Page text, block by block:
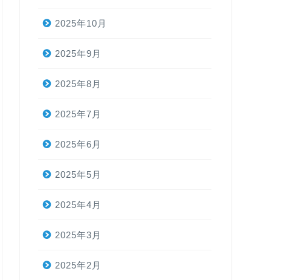
2025年10月
2025年9月
2025年8月
2025年7月
2025年6月
2025年5月
2025年4月
2025年3月
2025年2月